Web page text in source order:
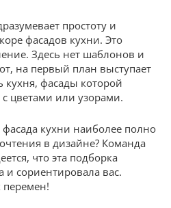
простоту и
фасадов кухни. Это
Здесь нет шаблонов и
на первый план выступает
кухня, фасады которой
цветами или узорами.
фасада кухни наиболее полно
в дизайне? Команда
что эта подборка
сориентировала вас.